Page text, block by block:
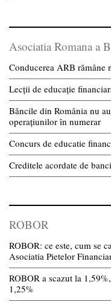
Asociatia Romana a
Conducerea ARB rămâne
Lecții de educație
Băncile din România nu
operațiunilor în numerar
Concurs de educatie
Creditele acordate de
ROBOR
ROBOR: ce este, cum se
Asociatia Pietelor
ROBOR a scazut la
1,25%